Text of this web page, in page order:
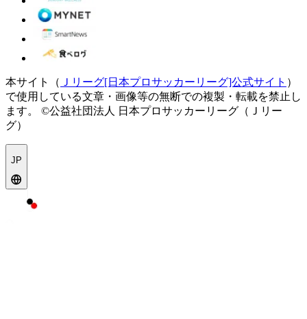
本サイト（ Ｊリーグ[日本プロサッカーリーグ]公式サイト ）
で使用している文章・画像等の無断での複製・転載を禁止し
ます。
©公益社団法人 日本プロサッカーリーグ（Ｊリー
グ）
JP